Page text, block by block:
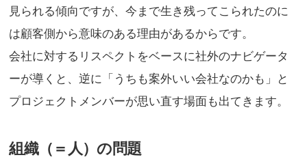
見られる傾向ですが、今まで生き残ってこられたのに
は顧客側から意味のある理由があるからです。
会社に対するリスペクトをベースに社外のナビゲータ
ーが導くと、逆に「うちも案外いい会社なのかも」と
プロジェクトメンバーが思い直す場面も出てきます。
組織（＝人）の問題